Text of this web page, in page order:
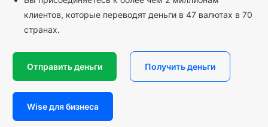
клиентов, которые переводят деньги в 47 валютах в 70
странах.
Отправить деньги Получить деньги
Wise для бизнеса